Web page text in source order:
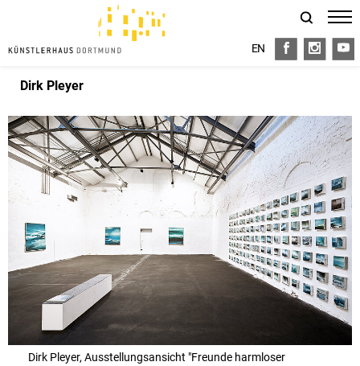
EN FB I Y
Dirk Pleyer
Dirk Pleyer, Ausstellungsansicht "Freunde harmloser